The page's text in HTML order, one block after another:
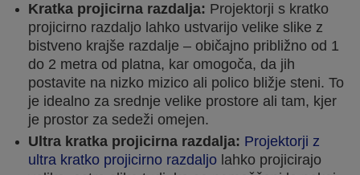
Kratka projicirna razdalja: Projektorji s kratko
projicirno razdaljo lahko ustvarijo velike slike z
bistveno krajše razdalje – običajno približno od 1
do 2 metra od platna, kar omogoča, da jih
postavite na nizko mizico ali polico bližje steni. To
je idealno za srednje velike prostore ali tam, kjer
je prostor za sedeži omejen.
Ultra kratka projicirna razdalja: Projektorji z
ultra kratko projicirno razdaljo lahko projicirajo